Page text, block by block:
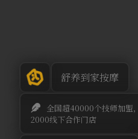
舒养到家按摩
全国超40000个技师加盟
2000线下合作门店